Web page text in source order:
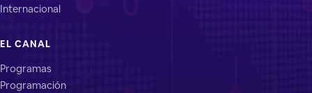
Internacional
EL CANAL
Programas
Programación